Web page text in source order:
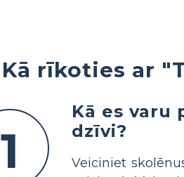
Kā rīkoties ar
1
Kā es
dzīvi?
Veiciniet